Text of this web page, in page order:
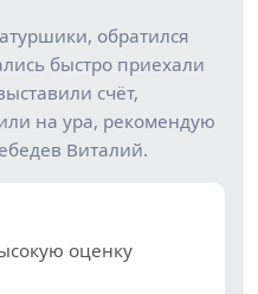
обратился
быстро приехали
счёт,
на ура, рекомендую
Виталий.
оценку